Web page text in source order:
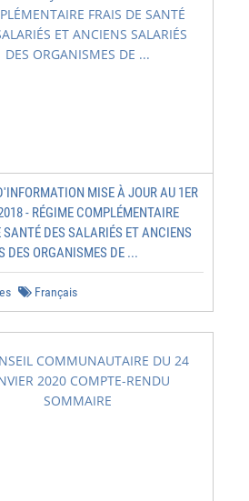
MISE À JOUR AU 1ER
- RÉGIME COMPLÉMENTAIRE
SANTÉ DES SALARIÉS ET ANCIENS
DES ORGANISMES DE ...
Français